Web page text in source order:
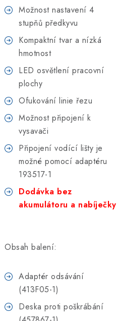
Možnost nastavení 4
stupňů předkyvu
Kompaktní tvar a nízká
hmotnost
LED osvětlení pracovní
plochy
Ofukování linie řezu
Možnost připojení k
vysavači
Připojení vodící lišty je
možné pomocí adaptéru
193517-1
Dodávka bez
akumulátoru a nabíječky
Obsah balení:
Adaptér odsávání
(413F05-1)
Deska proti poškrábání